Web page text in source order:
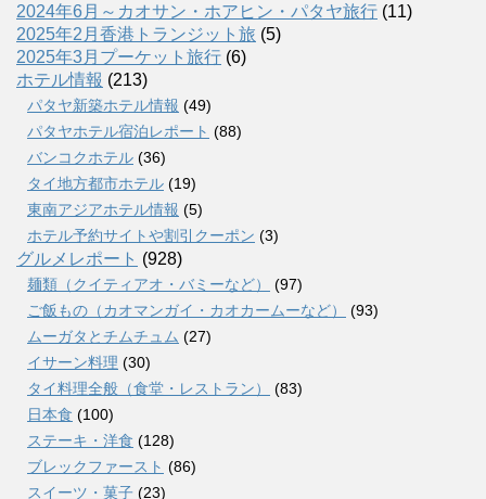
2024年6月～カオサン・ホアヒン・パタヤ旅行 (11)
2025年2月香港トランジット旅 (5)
2025年3月プーケット旅行 (6)
ホテル情報 (213)
パタヤ新築ホテル情報 (49)
パタヤホテル宿泊レポート (88)
バンコクホテル (36)
タイ地方都市ホテル (19)
東南アジアホテル情報 (5)
ホテル予約サイトや割引クーポン (3)
グルメレポート (928)
麺類（クイティアオ・バミーなど）
(97)
ご飯もの（カオマンガイ・カオカームーなど）
(93)
ムーガタとチムチュム (27)
イサーン料理 (30)
タイ料理全般（食堂・レストラン）
(83)
日本食 (100)
ステーキ・洋食 (128)
ブレックファースト (86)
スイーツ・菓子 (23)